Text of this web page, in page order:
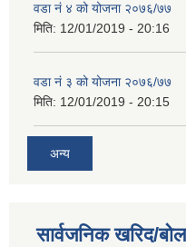
वडा नं ४ को योजना २०७६/७७
मिति: 12/01/2019 - 20:16
वडा नं ३ को योजना २०७६/७७
मिति: 12/01/2019 - 20:15
अन्य
सार्वजनिक खरिद/